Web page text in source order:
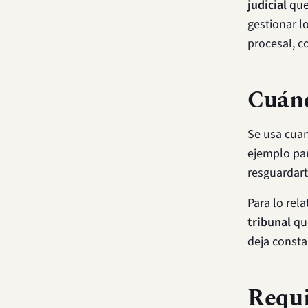
judicial
gestionar
procesal,
Se usa
ejemplo
Para lo
tribunal
deja